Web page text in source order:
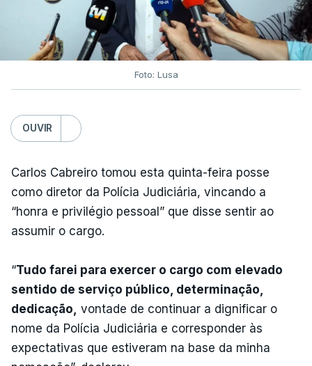
Foto: Lusa
OUVIR
Carlos Cabreiro tomou esta quinta-feira posse
como diretor da Polícia Judiciária, vincando a
“honra e privilégio pessoal” que disse sentir ao
assumir o cargo.
“Tudo farei para exercer o cargo com elevado
sentido de serviço público, determinação,
dedicação, vontade de continuar a dignificar o
nome da Polícia Judiciária e corresponder às
expectativas que estiveram na base da minha